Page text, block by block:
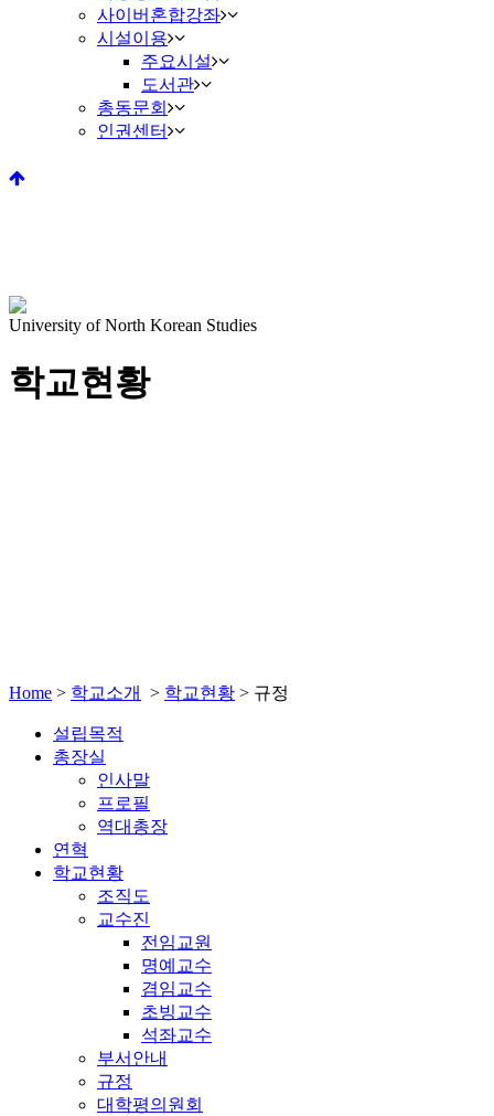
사이버혼합강좌
시설이용
주요시설
도서관
총동문회
인권센터
University of North Korean Studies
학교현황
Home > 학교소개 > 학교현황 > 규정
설립목적
총장실
인사말
프로필
역대총장
연혁
학교현황
조직도
교수진
전임교원
명예교수
겸임교수
초빙교수
석좌교수
부서안내
규정
대학평의원회